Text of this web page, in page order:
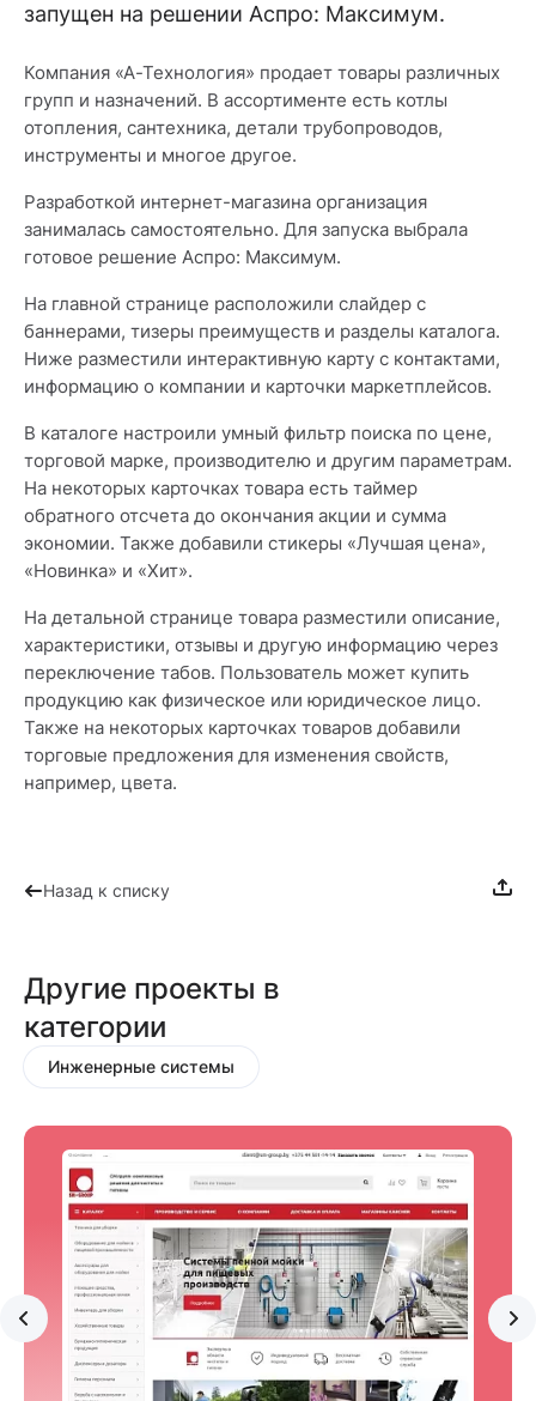
запущен на решении Аспро: Максимум.
Компания «А-Технология» продает товары различных
групп и назначений. В ассортименте есть котлы
отопления, сантехника, детали трубопроводов,
инструменты и многое другое.
Разработкой интернет-магазина организация
занималась самостоятельно. Для запуска выбрала
готовое решение Аспро: Максимум.
На главной странице расположили слайдер с
баннерами, тизеры преимуществ и разделы каталога.
Ниже разместили интерактивную карту с контактами,
информацию о компании и карточки маркетплейсов.
В каталоге настроили умный фильтр поиска по цене,
торговой марке, производителю и другим параметрам.
На некоторых карточках товара есть таймер
обратного отсчета до окончания акции и сумма
экономии. Также добавили стикеры «Лучшая цена»,
«Новинка» и «Хит».
На детальной странице товара разместили описание,
характеристики, отзывы и другую информацию через
переключение табов. Пользователь может купить
продукцию как физическое или юридическое лицо.
Также на некоторых карточках товаров добавили
торговые предложения для изменения свойств,
например, цвета.
Назад к списку
Другие проекты в
категории
Инженерные системы